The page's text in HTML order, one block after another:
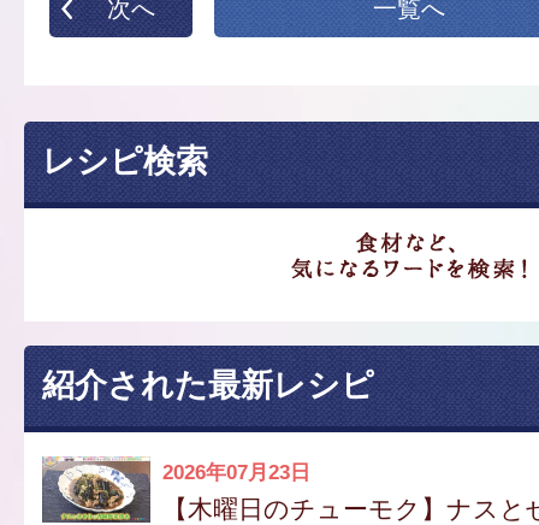
次へ 一覧へ
レシピ検索
紹介された最新レシピ
2026年07月23日
【木曜日のチューモク】ナス